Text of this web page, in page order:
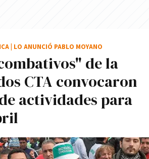
de la
CTA convocaron
actividades para
LO ANUNCIÓ PABLO MOYANO